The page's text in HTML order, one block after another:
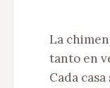
La
tanto en
Cada